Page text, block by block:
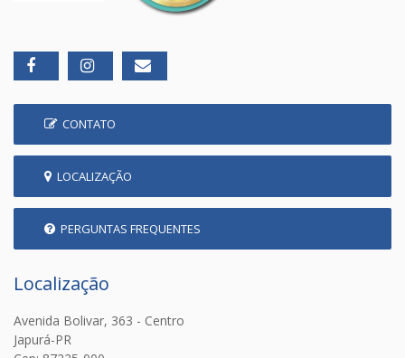
CONTATO
LOCALIZAÇÃO
PERGUNTAS FREQUENTES
Localização
Avenida Bolivar, 363 - Centro
Japurá-PR